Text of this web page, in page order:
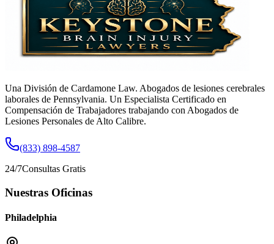
Una División de Cardamone Law. Abogados de lesiones cerebrales
laborales de Pennsylvania. Un Especialista Certificado en
Compensación de Trabajadores trabajando con Abogados de
Lesiones Personales de Alto Calibre.
(833) 898-4587
24/7Consultas Gratis
Nuestras Oficinas
Philadelphia